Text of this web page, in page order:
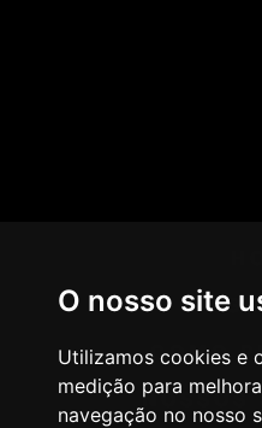
O nosso site
Utilizamos cookies e
medição para
navegação no nosso
COMO
NOSSOS